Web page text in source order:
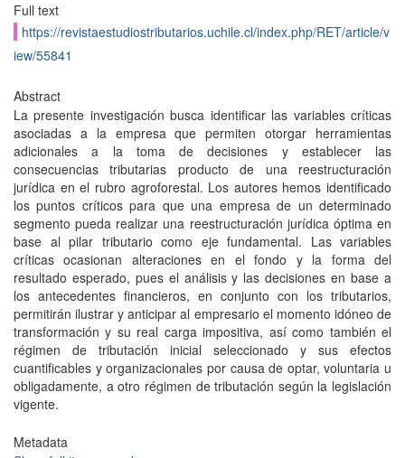
Full text
https://revistaestudiostributarios.uchile.cl/index.php/RET/article/v
iew/55841
Abstract
La presente investigación busca identificar las variables críticas
asociadas a la empresa que permiten otorgar herramientas
adicionales a la toma de decisiones y establecer las
consecuencias tributarias producto de una reestructuración
jurídica en el rubro agroforestal. Los autores hemos identificado
los puntos críticos para que una empresa de un determinado
segmento pueda realizar una reestructuración jurídica óptima en
base al pilar tributario como eje fundamental. Las variables
críticas ocasionan alteraciones en el fondo y la forma del
resultado esperado, pues el análisis y las decisiones en base a
los antecedentes financieros, en conjunto con los tributarios,
permitirán ilustrar y anticipar al empresario el momento idóneo de
transformación y su real carga impositiva, así como también el
régimen de tributación inicial seleccionado y sus efectos
cuantificables y organizacionales por causa de optar, voluntaria u
obligadamente, a otro régimen de tributación según la legislación
vigente.
Metadata